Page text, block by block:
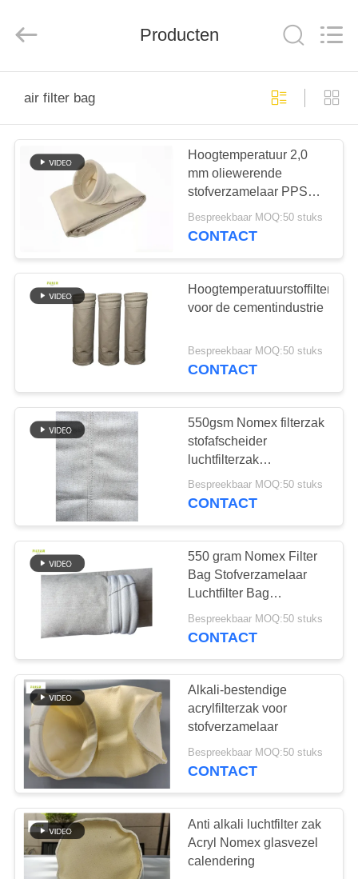
PRODUCTEN
OVER
FABRIEKSREIS
KWALITEITSCONTROLE
CONTACTEER
ONS
NIEUWS
VERZOEK
OM EEN
CITAAT
SITEMAP
PRIVACYBELEID
Co.,Ltd..
Producten
air filter bag
Hoogtemperatuur 2,0
mm oliewerende
stofverzamelaar PPS
luchtfilterzak voor
energiecentrale
Bespreekbaar MOQ:50 stuks
CONTACT
voor de cementindustrie
Bespreekbaar MOQ:50 stuks
CONTACT
550gsm Nomex filterzak
stofafscheider
luchtfilterzak
130X5000mm
Bespreekbaar MOQ:50 stuks
CONTACT
550 gram Nomex Filter
Bag Stofverzamelaar
Luchtfilter Bag
166X3600mm
Bespreekbaar MOQ:50 stuks
CONTACT
Alkali-bestendige
acrylfilterzak voor
stofverzamelaar
Bespreekbaar MOQ:50 stuks
CONTACT
Anti alkali luchtfilter zak
Acryl Nomex glasvezel
calendering